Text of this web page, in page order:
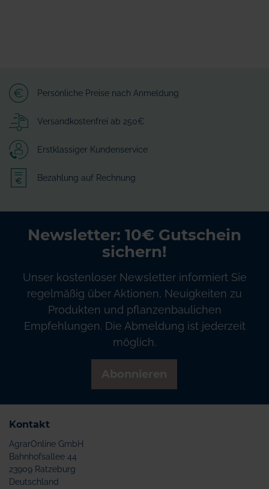
Persönliche Preise nach Anmeldung
Versandkostenfrei ab 250€
Erstklassiger Kundenservice
Bezahlung auf Rechnung
Newsletter: 10€ Gutschein
sichern!
Unser kostenloser Newsletter informiert Sie
regelmäßig über Aktionen, Neuigkeiten zu
Produkten und pflanzenbaulichen
Empfehlungen. Die Abmeldung ist jederzeit
möglich.
Kontakt
AgrarOnline GmbH
Bahnhofsallee 44
23909 Ratzeburg
Deutschland